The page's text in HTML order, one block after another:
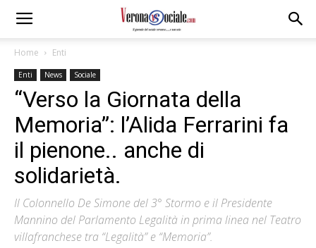
Home Enti
Enti News Sociale
“Verso la Giornata della
Memoria”: l’Alida Ferrarini fa
il pienone.. anche di
solidarietà.
Il Colonnello De Simone del 3° Stormo e il Presidente
Mannino del Parlamento Legalità in prima linea nel Teatro
villafranchese tra “Legalità” e “Memoria”.